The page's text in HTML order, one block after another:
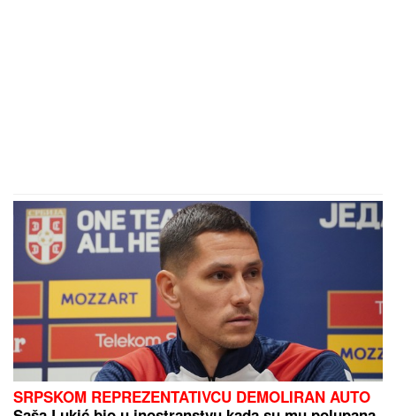
SRPSKOM REPREZENTATIVCU DEMOLIRAN AUTO